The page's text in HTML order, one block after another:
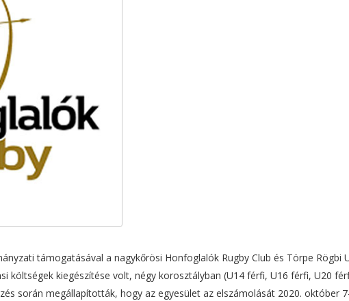
támogatásával a nagykőrösi Honfoglalók Rugby Club és Törpe Rögbi
költségek kiegészítése volt, négy korosztályban (U14 férfi, U16 férfi, U20
során megállapították, hogy az egyesület az elszámolását 2020. október